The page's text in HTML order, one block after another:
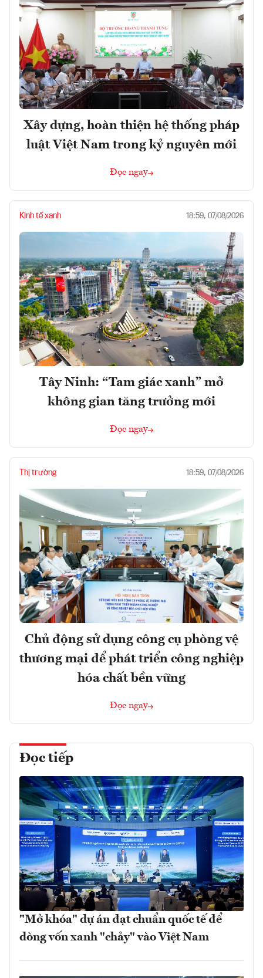
Xây dựng, hoàn thiện hệ thống pháp
luật Việt Nam trong kỷ nguyên mới
Đọc ngay
Kinh tế xanh 18:59, 07/08/2026
Tây Ninh: “Tam giác xanh” mở
không gian tăng trưởng mới
Đọc ngay
Thị trường 18:59, 07/08/2026
Chủ động sử dụng công cụ phòng vệ
thương mại để phát triển công nghiệp
hóa chất bền vững
Đọc ngay
Đọc tiếp
"Mở khóa" dự án đạt chuẩn quốc tế để
dòng vốn xanh "chảy" vào Việt Nam